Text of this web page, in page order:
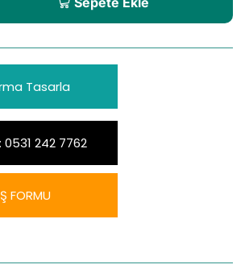
Tasarla
0531 242 7762
FORMU